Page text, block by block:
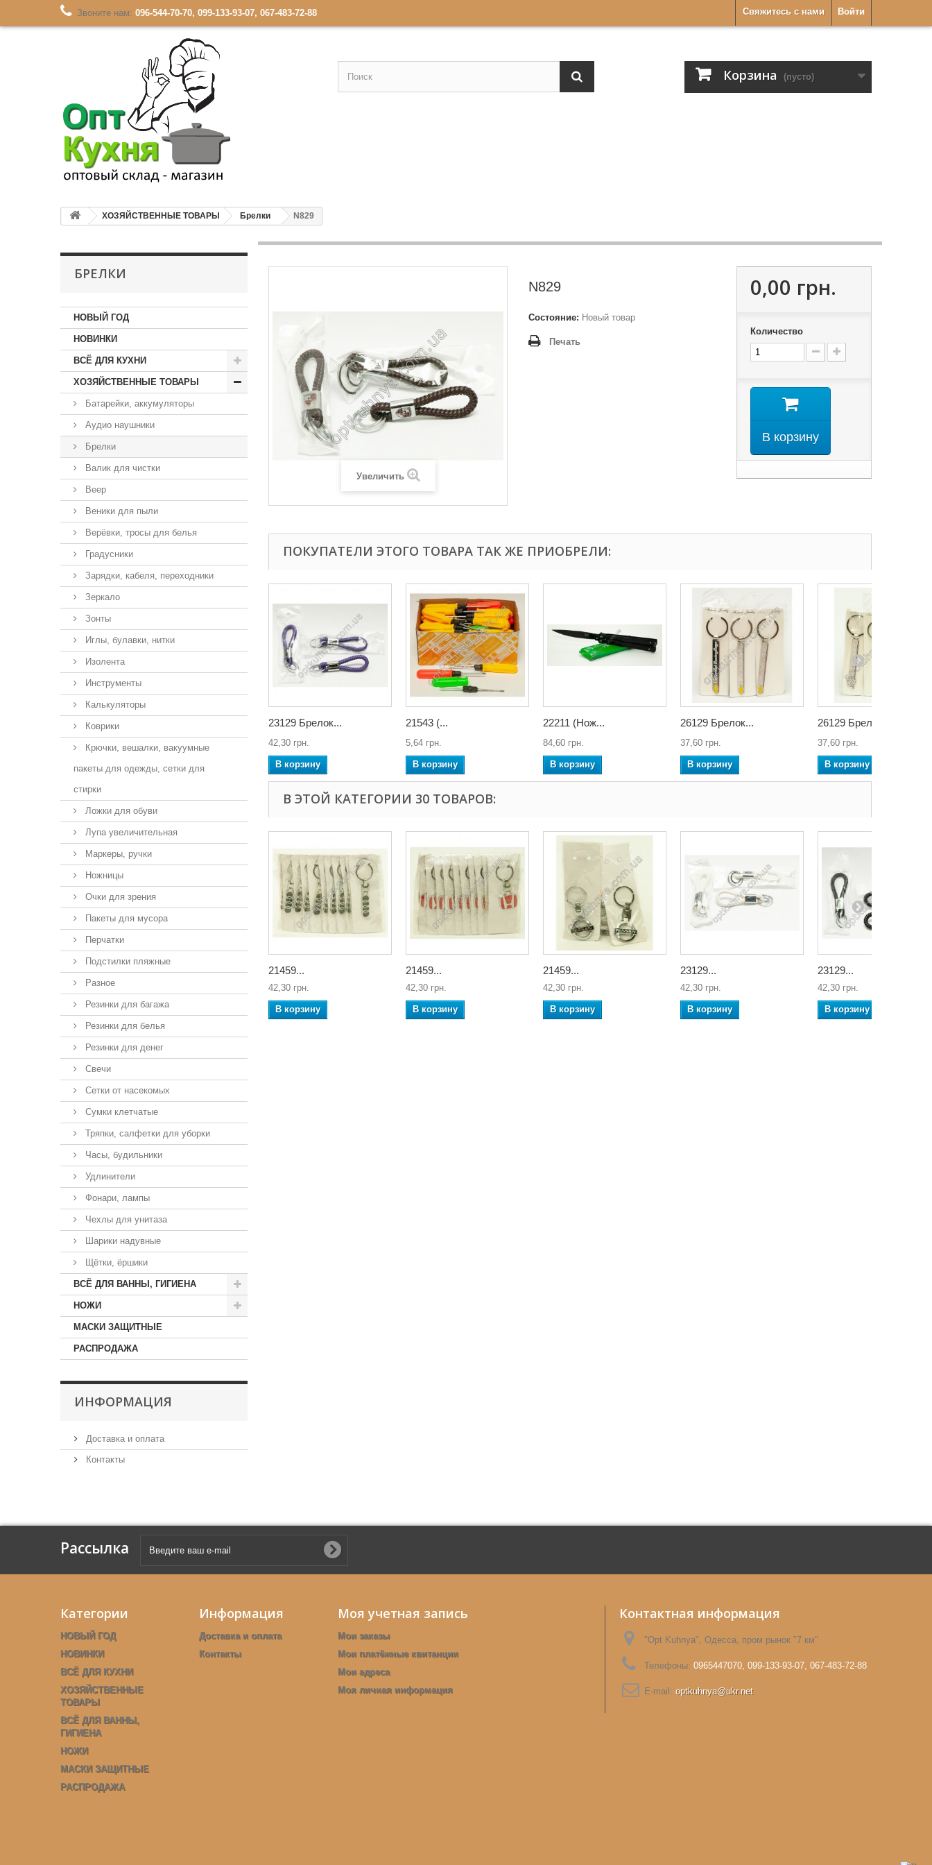
Войти
Свяжитесь с нами
Звоните нам: 096-544-70-70, 099-133-93-07, 067-483-72-88
Корзина (пусто)
ХОЗЯЙСТВЕННЫЕ ТОВАРЫ Брелки N829
БРЕЛКИ
НОВЫЙ ГОД
НОВИНКИ
ВСЁ ДЛЯ КУХНИ
ХОЗЯЙСТВЕННЫЕ ТОВАРЫ
Батарейки, аккумуляторы
Аудио наушники
Брелки
Валик для чистки
Веер
Веники для пыли
Верёвки, тросы для белья
Градусники
Зарядки, кабеля, переходники
Зеркало
Зонты
Иглы, булавки, нитки
Изолента
Инструменты
Калькуляторы
Коврики
Крючки, вешалки, вакуумные
пакеты для одежды, сетки для
стирки
Ложки для обуви
Лупа увеличительная
Маркеры, ручки
Ножницы
Очки для зрения
Пакеты для мусора
Перчатки
Подстилки пляжные
Разное
Резинки для багажа
Резинки для белья
Резинки для денег
Свечи
Сетки от насекомых
Сумки клетчатые
Тряпки, салфетки для уборки
Часы, будильники
Удлинители
Фонари, лампы
Чехлы для унитаза
Шарики надувные
Щётки, ёршики
ВСЁ ДЛЯ ВАННЫ, ГИГИЕНА
НОЖИ
МАСКИ ЗАЩИТНЫЕ
РАСПРОДАЖА
ИНФОРМАЦИЯ
Доставка и оплата
Контакты
Увеличить
N829
Состояние: Новый товар
Печать
0,00 грн.
Количество
В корзину
ПОКУПАТЕЛИ ЭТОГО ТОВАРА ТАК ЖЕ ПРИОБРЕЛИ:
23129 Брелок...
42,30 грн.
В корзину
21543 (...
5,64 грн.
В корзину
22211 (Нож...
84,60 грн.
В корзину
26129 Брелок...
37,60 грн.
В корзину
26129 Брелок...
37,60 грн.
В корзину
В ЭТОЙ КАТЕГОРИИ 30 ТОВАРОВ:
21459...
42,30 грн.
В корзину
21459...
42,30 грн.
В корзину
21459...
42,30 грн.
В корзину
23129...
42,30 грн.
В корзину
23129...
42,30 грн.
В корзину
Рассылка
Категории
НОВЫЙ ГОД
НОВИНКИ
ВСЁ ДЛЯ КУХНИ
ХОЗЯЙСТВЕННЫЕ
ТОВАРЫ
ВСЁ ДЛЯ ВАННЫ,
ГИГИЕНА
НОЖИ
МАСКИ ЗАЩИТНЫЕ
РАСПРОДАЖА
Информация
Доставка и оплата
Контакты
Моя учетная запись
Мои заказы
Мои платёжные квитанции
Мои адреса
Моя личная информация
Контактная информация
"Opt Kuhnya", Одесса, пром рынок "7 км"
Телефоны: 0965447070, 099-133-93-07, 067-483-72-88
E-mail: optkuhnya@ukr.net